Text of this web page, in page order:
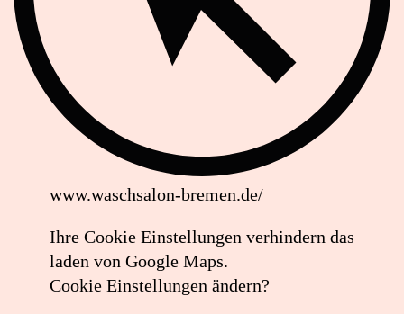
www.waschsalon-bremen.de/
Lageplan:
Waschsalon
Bremen
Ihre Cookie Einstellungen verhindern das
laden von Google Maps.
Cookie Einstellungen ändern?